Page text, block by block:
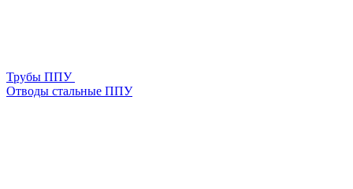
Трубы ППУ
Отводы стальные ППУ